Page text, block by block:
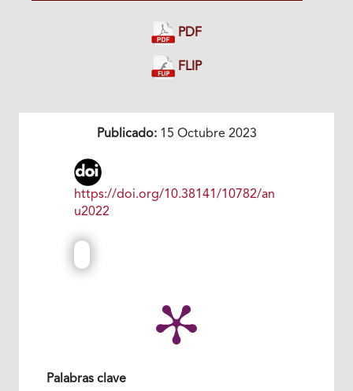
PDF
FLIP
Publicado:15 Octubre 2023
https://doi.org/10.38141/10782/an
u2022
Palabras clave